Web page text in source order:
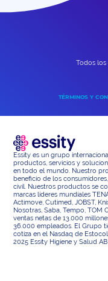
Todos los
TÉRMINOS Y
Essity es un grupo
productos, servicios y
en todo el mundo. Nuestro
beneficio de los
civil. Nuestros productos se
marcas líderes mundiales
Actimove, Cutimed, JOBST,
Nosotras, Saba, Tempo, TOM
ventas netas de 13.000
36.000 empleados. El Grupo
cotiza en el Nasdaq de
2025 Essity Higiene y Salud AB